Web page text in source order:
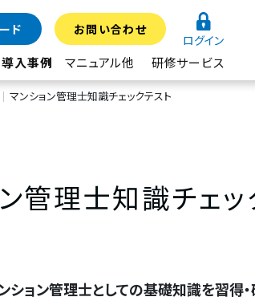
導入事例 マニュアル他 研修サービス
ド お問い合わせ
ログイン
マンション管理士知識チェックテスト
管理士知識チェッ
ション管理士としての基礎知識を習得